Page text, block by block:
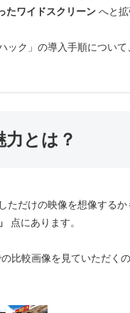
たワイドスクリーン へと
ク」の導入手順につい
とは？
ただけの映像を想像する
点にあります。
比較画像を見ていただく